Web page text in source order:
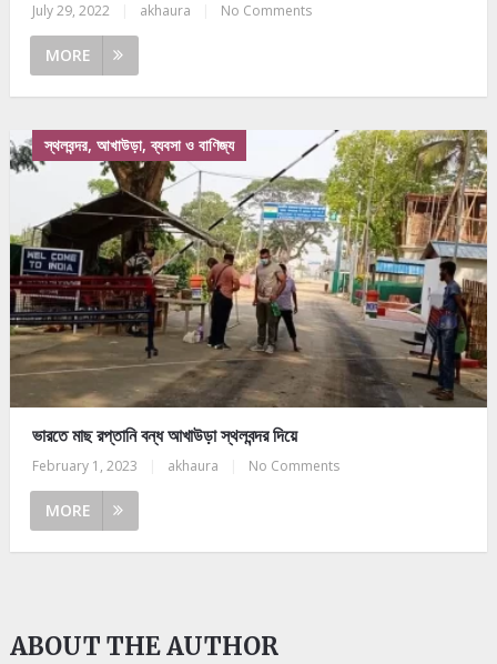
July 29, 2022 akhaura No Comments
MORE
স্থলবন্দর, আখাউড়া, ব্যবসা ও বাণিজ্য
ভারতে মাছ রপ্তানি বন্ধ আখাউড়া স্থলবন্দর দিয়ে
February 1, 2023 akhaura No Comments
MORE
ABOUT THE AUTHOR